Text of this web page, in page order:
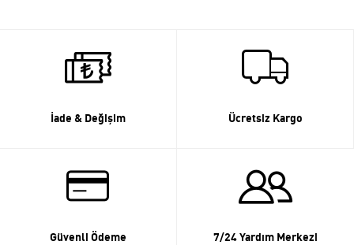
İade & Değişim Ücretsiz Kargo
Güvenli Ödeme 7/24 Yardım Merkezi